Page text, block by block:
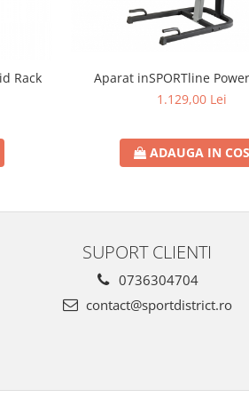
Rack
Aparat inSPORTline
1.129,00 Lei
ADAUGA IN COS
SUPORT CLIENTI
0736304704
contact@sportdistrict.ro